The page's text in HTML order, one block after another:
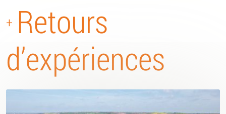
+ Retours
d’expériences